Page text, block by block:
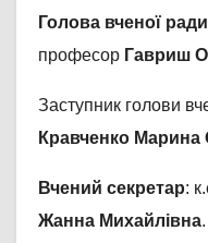
Голова вченої ради
професор Гавриш
Заступник голови
Кравченко Марина
Вчений секретар:
Жанна Михайлівна.